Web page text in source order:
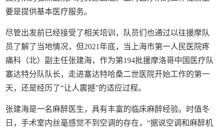
要是提供基本医疗服务。
尽管出发前已经接受了相关培训，队员们也通过以往援摩队
员了解了当地情况，但2021年底，当上海市第一人民医院疼
痛科（北）副主任张建海，作为第194批援摩洛哥中国医疗队
塞达特分队队长，走进塞达特哈桑二世医院开始工作的第一
天，还是经历了“让人震撼”的适应过程。
张建海是一名麻醉医生，具有丰富的临床麻醉经验。时值冬
日，手术室内丝毫感觉不到空调的存在，“据说空调和麻醉机